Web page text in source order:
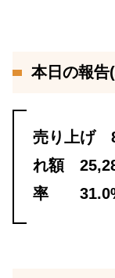
本日の報告
売り
れ額
率